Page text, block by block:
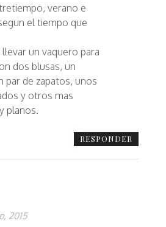
verano e
el tiempo que
un vaquero para
dos blusas, un
par de zapatos, unos
y otros mas
planos.
RESPONDER
2015